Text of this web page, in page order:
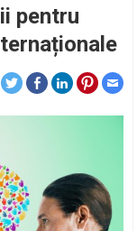
pentru